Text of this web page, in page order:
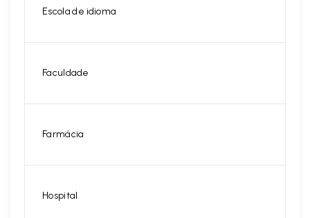
Escola de idioma
Faculdade
Farmácia
Hospital